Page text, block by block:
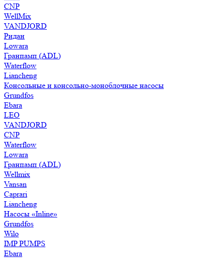
CNP
WellMix
VANDJORD
Ридан
Lowara
Гранпамп (ADL)
Waterflow
Liancheng
Консольные и консольно-моноблочные насосы
Grundfos
Ebara
LEO
VANDJORD
CNP
Waterflow
Lowara
Гранпамп (ADL)
Wellmix
Vansan
Caprari
Liancheng
Насосы «Inline»
Grundfos
Wilo
IMP PUMPS
Ebara